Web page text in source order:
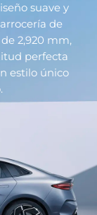
suave y
de
2,920 mm,
perfecta
estilo único